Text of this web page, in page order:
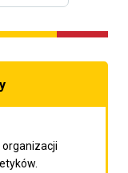
organizacji